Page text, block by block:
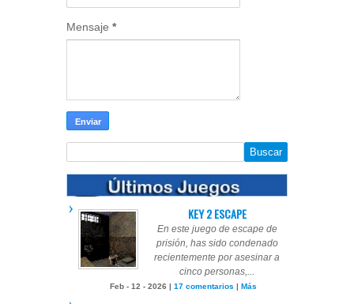
Mensaje *
KEY 2 ESCAPE
En este juego de escape de
prisión, has sido condenado
recientemente por asesinar a
cinco personas,...
Feb - 12 - 2026 | 17 comentarios | Más